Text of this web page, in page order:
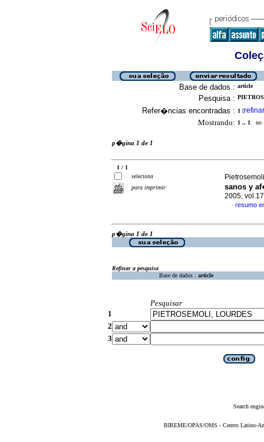
Base de dados : article
Pesquisa :
Refer�ncias encontradas : 1 [refinar
Mostrando: 1 .. 1 no
p�gina 1 de 1
1 / 1
seleciona
para imprimir
sanos y
2005,
· resumo
p�gina 1 de 1
Refinar a pesquisa
Base de dados : article
Pesquisar
1
2
3
Search
BIREME/OPAS/OMS - Centro Latino-